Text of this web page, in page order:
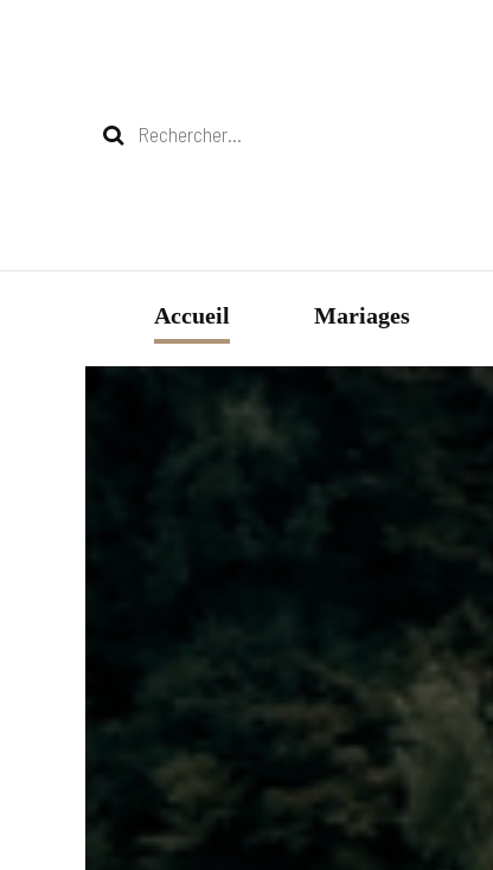
Rechercher :
Accueil Mariages